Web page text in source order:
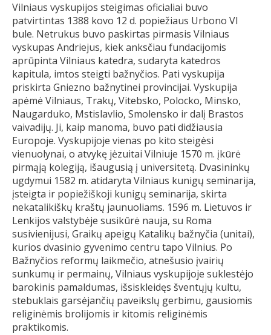
Vilniaus vyskupijos steigimas oficialiai buvo
patvirtintas 1388 kovo 12 d. popiežiaus Urbono VI
bule. Netrukus buvo paskirtas pirmasis Vilniaus
vyskupas Andriejus, kiek anksčiau fundacijomis
aprūpinta Vilniaus katedra, sudaryta katedros
kapitula, imtos steigti bažnyčios. Pati vyskupija
priskirta Gniezno bažnytinei provincijai. Vyskupija
apėmė Vilniaus, Trakų, Vitebsko, Polocko, Minsko,
Naugarduko, Mstislavlio, Smolensko ir dalį Brastos
vaivadijų. Ji, kaip manoma, buvo pati didžiausia
Europoje. Vyskupijoje vienas po kito steigėsi
vienuolynai, o atvykę jėzuitai Vilniuje 1570 m. įkūrė
pirmąją kolegiją, išaugusią į universitetą. Dvasininkų
ugdymui 1582 m. atidaryta Vilniaus kunigų seminarija,
įsteigta ir popiežiškoji kunigų seminarija, skirta
nekatalikiškų kraštų jaunuoliams. 1596 m. Lietuvos ir
Lenkijos valstybėje susikūrė nauja, su Roma
susivienijusi, Graikų apeigų Katalikų bažnyčia (unitai),
kurios dvasinio gyvenimo centru tapo Vilnius. Po
Bažnyčios reformų laikmečio, atnešusio įvairių
sunkumų ir permainų, Vilniaus vyskupijoje suklestėjo
barokinis pamaldumas, išsiskleidęs šventųjų kultu,
stebuklais garsėjančių paveikslų gerbimu, gausiomis
religinėmis brolijomis ir kitomis religinėmis
praktikomis.